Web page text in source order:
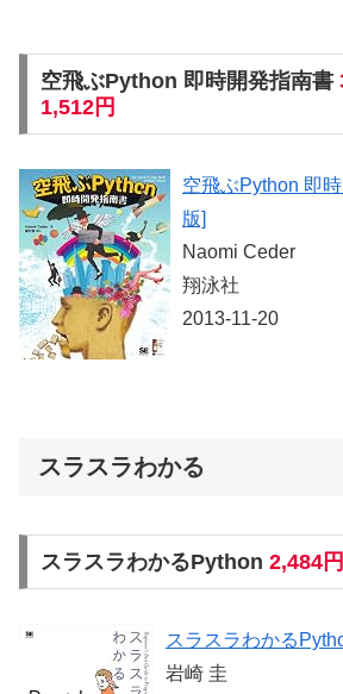
空飛ぶPython 即時開発指南書
1,512円
空飛ぶPython 即
版]
Naomi Ceder
翔泳社
2013-11-20
スラスラわかる
スラスラわかるPython 2,484
スラスラわかる
岩崎 圭